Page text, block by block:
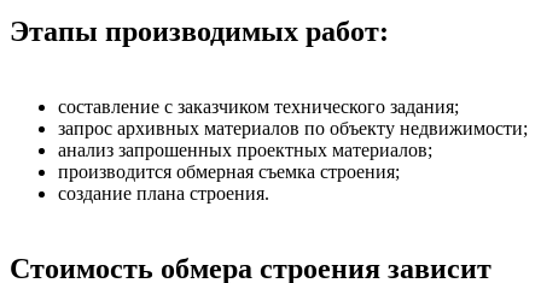
Этапы производимых работ:
составление с заказчиком технического задания;
запрос архивных материалов по объекту недвижимости;
анализ запрошенных проектных материалов;
производится обмерная съемка строения;
создание плана строения.
Стоимость обмера строения зависит